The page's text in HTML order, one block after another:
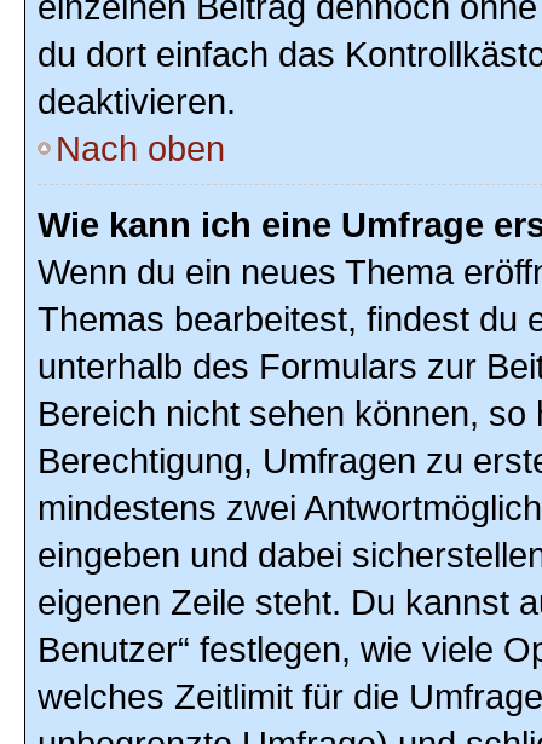
du dort einfach das
deaktivieren.
Nach oben
Wie kann ich eine Umfrage
Wenn du ein neues Thema
Themas bearbeitest, findest du
unterhalb des Formulars zur
Bereich nicht sehen können,
Berechtigung, Umfragen zu
mindestens zwei
eingeben und dabei
eigenen Zeile steht. Du kannst
Benutzer“ festlegen, wie viele
welches Zeitlimit für die